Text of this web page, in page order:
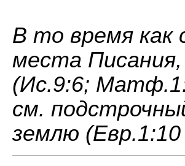
В то время
места
(Ис.9:6;
см.
землю